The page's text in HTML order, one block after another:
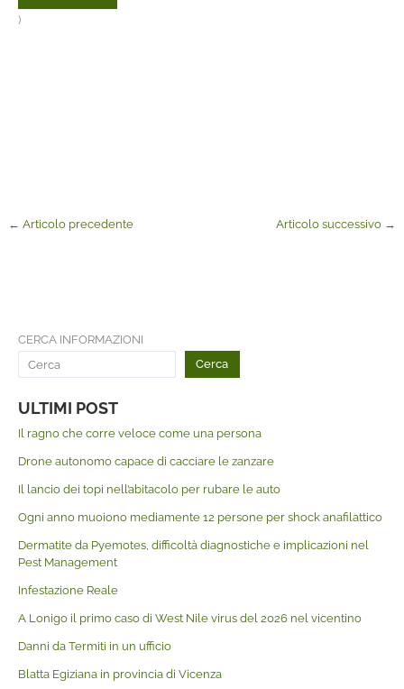
)
← Articolo precedente Articolo successivo →
CERCA INFORMAZIONI
Cerca
ULTIMI POST
Il ragno che corre veloce come una persona
Drone autonomo capace di cacciare le zanzare
Il lancio dei topi nell’abitacolo per rubare le auto
Ogni anno muoiono mediamente 12 persone per shock anafilattico
Dermatite da Pyemotes, difficoltà diagnostiche e implicazioni nel
Pest Management
Infestazione Reale
A Lonigo il primo caso di West Nile virus del 2026 nel vicentino
Danni da Termiti in un ufficio
Blatta Egiziana in provincia di Vicenza